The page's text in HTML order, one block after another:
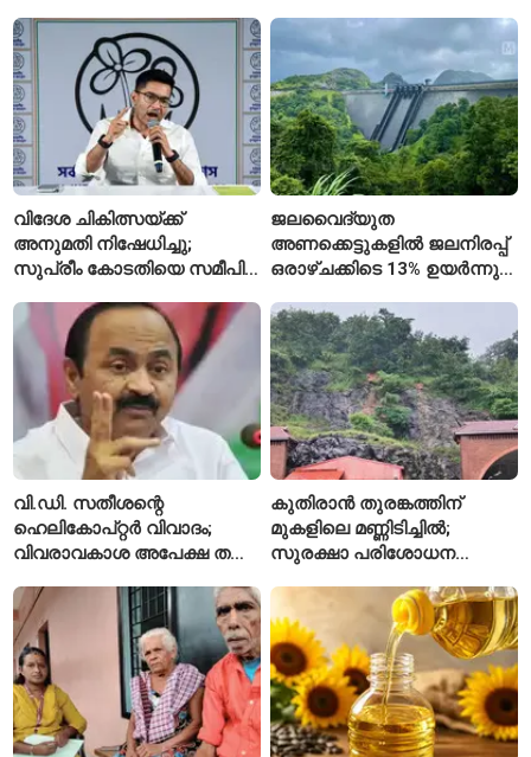
സ്കൂൾ വേറിട്ട മാതൃക
അവസാനിപ്പിച്ച് കോടതി
വിദേശ ചികിത്സയ്ക്ക്
അനുമതി നിഷേധിച്ചു;
സുപ്രീം കോടതിയെ സമീപിച്ച്
ജലവൈദ്യുത
അണക്കെട്ടുകളിൽ ജലനിരപ്പ്
ഒരാഴ്ചക്കിടെ 13% ഉയർന്നു;
ഇപ്പോഴും കുറവ്
വി.ഡി. സതീശന്റെ
ഹെലികോപ്റ്റർ വിവാദം;
വിവരാവകാശ അപേക്ഷ തള്ളി
കുതിരാൻ തുരങ്കത്തിന്
മുകളിലെ മണ്ണിടിച്ചിൽ;
സുരക്ഷാ പരിശോധന